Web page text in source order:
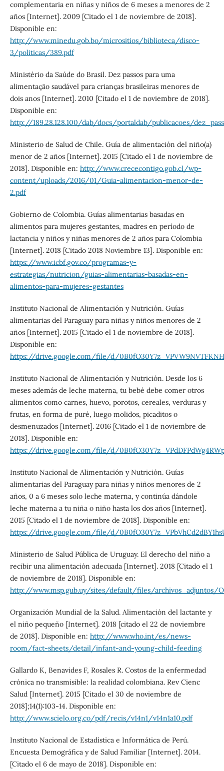
complementaria en niñas y niños de 6 meses a menores de 2
años [Internet]. 2009 [Citado el 1 de noviembre de 2018].
Disponible en:
http://www.minedu.gob.bo/micrositios/biblioteca/disco-
3/politicas/389.pdf
Ministério da Saúde do Brasil. Dez passos para uma
alimentação saudável para crianças brasileiras menores de
dois anos [Internet]. 2010 [Citado el 1 de noviembre de 2018].
Disponible en:
http://189.28.128.100/dab/docs/portaldab/publicacoes/
Ministerio de Salud de Chile. Guía de alimentación del niño(a)
menor de 2 años [Internet]. 2015 [Citado el 1 de noviembre de
2018]. Disponible en: http://www.crececontigo.gob.cl/wp-
content/uploads/2016/01/Guia-alimentacion-menor-de-
2.pdf
Gobierno de Colombia. Guías alimentarias basadas en
alimentos para mujeres gestantes, madres en período de
lactancia y niños y niñas menores de 2 años para Colombia
[Internet]. 2018 [Citado 2018 Noviembre 13]. Disponible en:
https://www.icbf.gov.co/programas-y-
estrategias/nutricion/guias-alimentarias-basadas-en-
alimentos-para-mujeres-gestantes
Instituto Nacional de Alimentación y Nutrición. Guías
alimentarias del Paraguay para niñas y niños menores de 2
años [Internet]. 2015 [Citado el 1 de noviembre de 2018].
Disponible en:
https://drive.google.com/file/d/
Instituto Nacional de Alimentación y Nutrición. Desde los 6
meses además de leche materna, tu bebé debe comer otros
alimentos como carnes, huevo, porotos, cereales, verduras y
frutas, en forma de puré, luego molidos, picaditos o
desmenuzados [Internet]. 2016 [Citado el 1 de noviembre de
2018]. Disponible en:
https://drive.google.com/file/d/
Instituto Nacional de Alimentación y Nutrición. Guías
alimentarias del Paraguay para niñas y niños menores de 2
años, 0 a 6 meses solo leche materna, y continúa dándole
leche materna a tu niña o niño hasta los dos años [Internet].
2015 [Citado el 1 de noviembre de 2018]. Disponible en:
https://drive.google.com/file/d/
Ministerio de Salud Pública de Uruguay. El derecho del niño a
recibir una alimentación adecuada [Internet]. 2018 [Citado el 1
de noviembre de 2018]. Disponible en:
http://www.msp.gub.uy/sites/default/files/archivos_adjuntos/
Organización Mundial de la Salud. Alimentación del lactante y
el niño pequeño [Internet]. 2018 [citado el 22 de noviembre
de 2018]. Disponible en: http://www.who.int/es/news-
room/fact-sheets/detail/infant-and-young-child-feeding
Gallardo K, Benavides F, Rosales R. Costos de la enfermedad
crónica no transmisible: la realidad colombiana. Rev Cienc
Salud [Internet]. 2015 [Citado el 30 de noviembre de
2018];14(1):103-14. Disponible en:
http://www.scielo.org.co/pdf/recis/v14n1/v14n1a10.pdf
Instituto Nacional de Estadística e Informática de Perú.
Encuesta Demográfica y de Salud Familiar [Internet]. 2014.
[Citado el 6 de mayo de 2018]. Disponible en: